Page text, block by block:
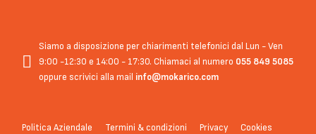
Siamo a disposizione per chiarimenti telefonici dal Lun - Ven
9:00 -12:30 e 14:00 - 17:30. Chiamaci al numero 055 849 5085
oppure scrivici alla mail info@mokarico.com
Politica Aziendale Termini & condizioni Privacy Cookies